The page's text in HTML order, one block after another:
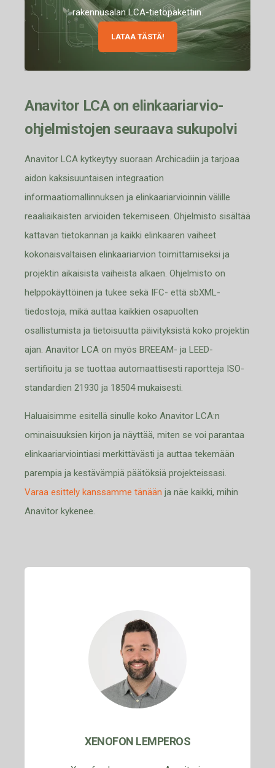
rakennusalan LCA-tietopakettiin.
LATAA TÄSTÄ!
Anavitor LCA on elinkaariarvio-
ohjelmistojen seuraava sukupolvi
Anavitor LCA kytkeytyy suoraan Archicadiin ja tarjoaa
aidon kaksisuuntaisen integraation
informaatiomallinnuksen ja elinkaariarvioinnin välille
reaaliaikaisten arvioiden tekemiseen. Ohjelmisto sisältää
kattavan tietokannan ja kaikki elinkaaren vaiheet
kokonaisvaltaisen elinkaariarvion toimittamiseksi ja
projektin aikaisista vaiheista alkaen. Ohjelmisto on
helppokäyttöinen ja tukee sekä IFC- että sbXML-
tiedostoja, mikä auttaa kaikkien osapuolten
osallistumista ja tietoisuutta päivityksistä koko projektin
ajan. Anavitor LCA on myös BREEAM- ja LEED-
sertifioitu ja se tuottaa automaattisesti raportteja ISO-
standardien 21930 ja 18504 mukaisesti.
Haluaisimme esitellä sinulle koko Anavitor LCA:n
ominaisuuksien kirjon ja näyttää, miten se voi parantaa
elinkaariarviointiasi merkittävästi ja auttaa tekemään
parempia ja kestävämpiä päätöksiä projekteissasi.
Varaa esittely kanssamme tänään ja näe kaikki, mihin
Anavitor kykenee.
XENOFON LEMPEROS